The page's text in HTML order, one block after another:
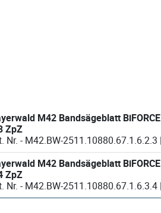
Bandsägeblatt BiFORCE ALLSTAR 10880 x 67 x 1.6 x
ZpZ
Bandsägeblatt BiFORCE ALLSTAR 10880 x 67 x 1.6 x
ZpZ